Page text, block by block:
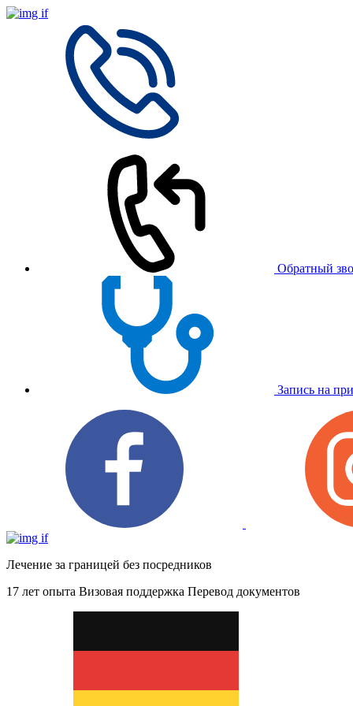
Обратный
Запись на
Лечение за границей без посредников
17 лет опыта Визовая поддержка Перевод документов